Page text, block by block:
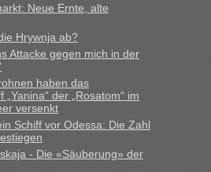
Reisetipps • Re: Mit dem Zug in
schreiben, daß es ein Zug von
auf deren Webseite kann man die
ist es die erste Umsteigefreie
• Re: Deklaration
Zoll
Briefchen meiner Frau im Gepäck
Neue Ernte, alte
Hrywnja ab?
Attacke gegen mich in der
haben das
„Yanina“ der „Rosatom“ im
versenkt
Schiff vor Odessa: Die Zahl
- Die «Säuberung» der